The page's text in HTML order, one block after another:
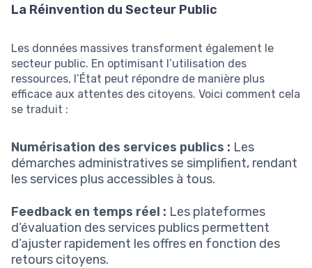
La Réinvention du Secteur Public
Les données massives transforment également le
secteur public. En optimisant l’utilisation des
ressources, l’État peut répondre de manière plus
efficace aux attentes des citoyens. Voici comment cela
se traduit :
Numérisation des services publics : Les
démarches administratives se simplifient, rendant
les services plus accessibles à tous.
Feedback en temps réel : Les plateformes
d’évaluation des services publics permettent
d’ajuster rapidement les offres en fonction des
retours citoyens.